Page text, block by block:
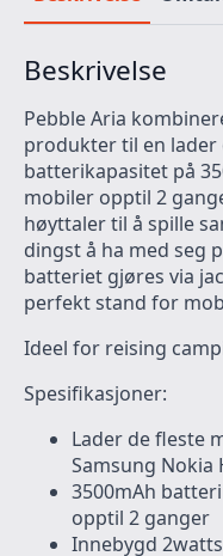
Beskrivelse
Pebble Aria
produkter til en
batterikapasitet på
mobiler opptil 2
høyttaler til å spille
dingst å ha med seg
batteriet gjøres via
perfekt stand for
Ideel for reising
Spesifikasjoner:
Lader de fleste
Samsung Nokia
3500mAh
opptil 2 ganger
Innebygd